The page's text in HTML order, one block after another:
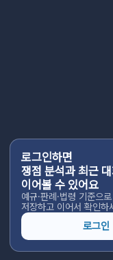
로그인하면
쟁점 분석과 최근
이어볼 수 있어요
예규·판례·법령 기준으
저장하고 이어서 확인하
로그인